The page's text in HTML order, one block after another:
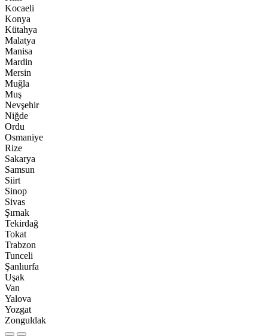
Kocaeli
Konya
Kütahya
Malatya
Manisa
Mardin
Mersin
Muğla
Muş
Nevşehir
Niğde
Ordu
Osmaniye
Rize
Sakarya
Samsun
Siirt
Sinop
Sivas
Şırnak
Tekirdağ
Tokat
Trabzon
Tunceli
Şanlıurfa
Uşak
Van
Yalova
Yozgat
Zonguldak